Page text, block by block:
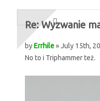
Re: Wyzwanie
byErrhile» July 15th,
No to i Triphammer też.